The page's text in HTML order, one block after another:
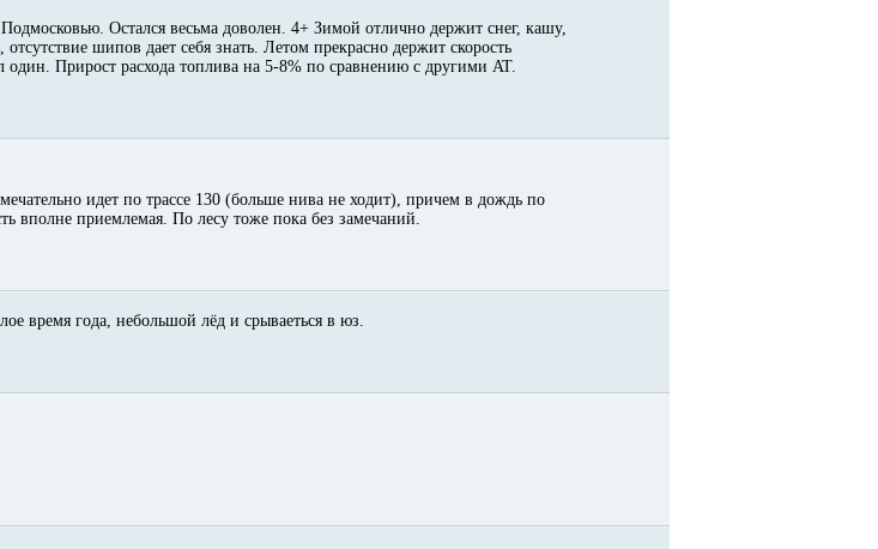
Остался весьма доволен. 4+ Зимой отлично держит снег, кашу,
шипов дает себя знать. Летом прекрасно держит скорость
Прирост расхода топлива на 5-8% по сравнению с другими AT.
идет по трассе 130 (больше нива не ходит), причем в дождь по
вполне приемлемая. По лесу тоже пока без замечаний.
время года, небольшой лёд и срываеться в юз.